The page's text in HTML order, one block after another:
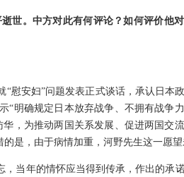
世。中方对此有何评论？如何评价他
“慰安妇”问题发表正式谈话，承认日本
“明确规定日本放弃战争、不拥有战争
，为推动两国关系发展、促进两国交
是，由于病情加重，河野先生这一愿望
当年的情怀应当得到传承，作出的承诺